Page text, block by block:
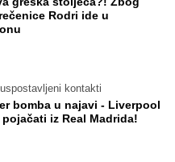
Rodri ide u
kontakti
bomba u najavi - Liverpool
pojačati iz Real Madrida!